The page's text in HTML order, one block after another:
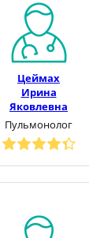
Цеймах
Ирина
Яковлевна
Пульмонолог